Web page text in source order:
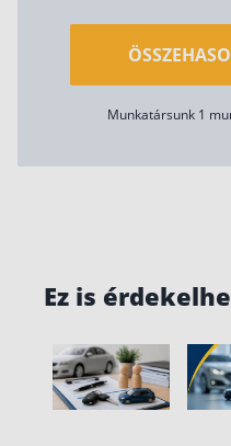
Munkatársunk 1
Ez is